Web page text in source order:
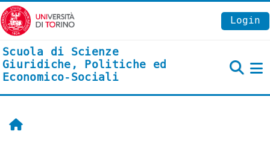
Vai al contenuto principale
Login
Scuola di Scienze
Giuridiche, Politiche ed
Economico-Sociali
Home